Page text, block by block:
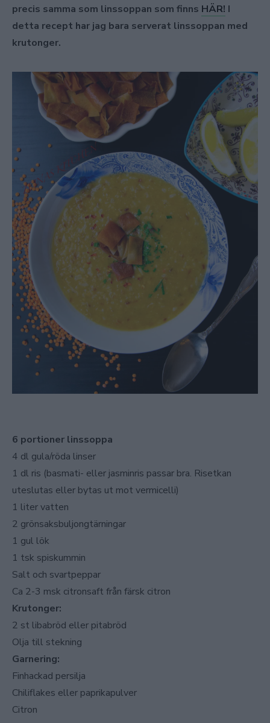
precis samma som linssoppan som finns HÄR! I
detta recept har jag bara serverat linssoppan med
krutonger.
6 portioner linssoppa
4 dl gula/röda linser
1 dl ris (basmati- eller jasminris passar bra. Risetkan
uteslutas eller bytas ut mot vermicelli)
1 liter vatten
2 grönsaksbuljongtärningar
1 gul lök
1 tsk spiskummin
Salt och svartpeppar
Ca 2-3 msk citronsaft från färsk citron
Krutonger:
2 st libabröd eller pitabröd
Olja till stekning
Garnering:
Finhackad persilja
Chiliflakes eller paprikapulver
Citron